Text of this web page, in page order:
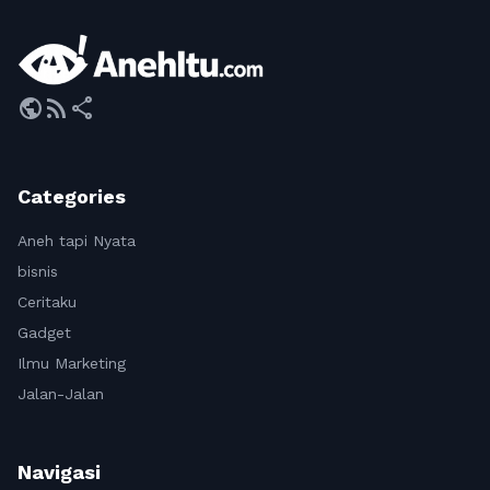
publicrss_feed share
Categories
Aneh tapi Nyata
bisnis
Ceritaku
Gadget
Ilmu Marketing
Jalan-Jalan
Navigasi